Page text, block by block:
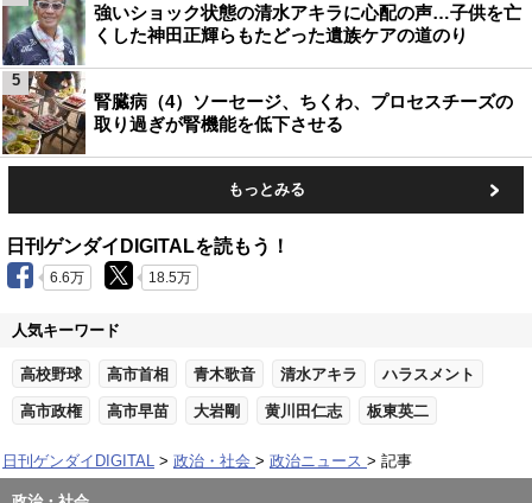
強いショック状態の清水アキラに心配の声…子供を亡
くした神田正輝らもたどった遺族ケアの道のり
腎臓病（4）ソーセージ、ちくわ、プロセスチーズの
取り過ぎが腎機能を低下させる
5
もっとみる
日刊ゲンダイDIGITALを読もう！
6.6万 18.5万
人気キーワード
高校野球 高市首相 青木歌音 清水アキラ ハラスメント
高市政権 高市早苗 大岩剛 黄川田仁志 板東英二
日刊ゲンダイDIGITAL 政治・社会 政治ニュース 記事